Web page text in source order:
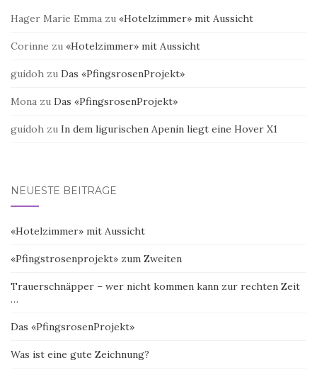
Hager Marie Emma zu «Hotelzimmer» mit Aussicht
Corinne zu «Hotelzimmer» mit Aussicht
guidoh zu Das «PfingsrosenProjekt»
Mona zu Das «PfingsrosenProjekt»
guidoh zu In dem ligurischen Apenin liegt eine Hover X1
NEUESTE BEITRÄGE
«Hotelzimmer» mit Aussicht
«Pfingstrosenprojekt» zum Zweiten
Trauerschnäpper – wer nicht kommen kann zur rechten Zeit
…
Das «PfingsrosenProjekt»
Was ist eine gute Zeichnung?